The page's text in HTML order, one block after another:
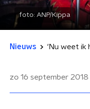
foto: ANP/Kippa
Nieuws
zo 16 september 2018